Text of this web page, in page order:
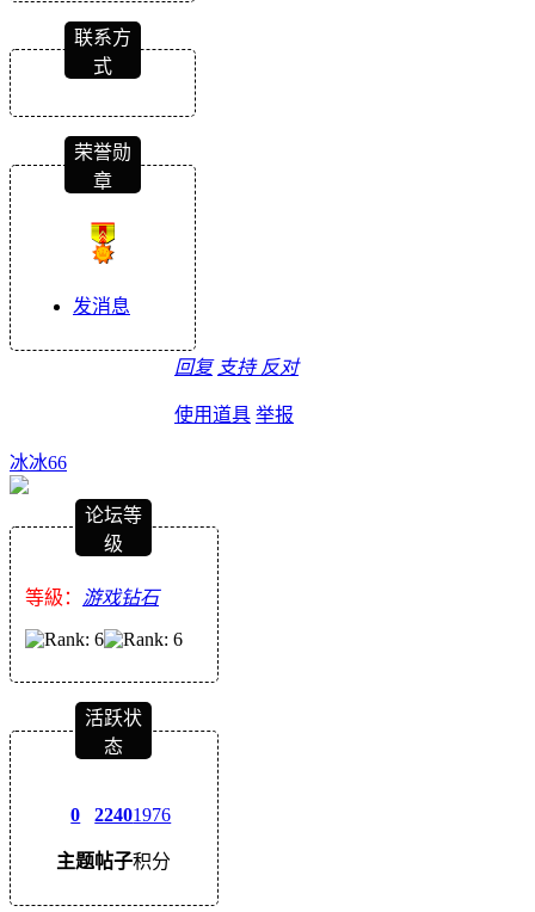
联系方
式
荣誉勋
章
发消息
回复 支持 反对
使用道具 举报
冰冰66
论坛等
级
等級： 游戏钻石
活跃状
态
0
主题
2240
帖子
1976
积分